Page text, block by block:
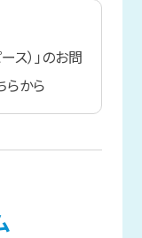
ス）」のお問
らから